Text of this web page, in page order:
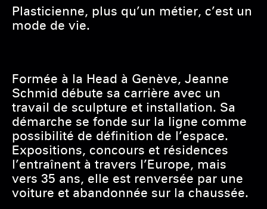
Plasticienne, plus qu’un métier, c’est un
mode de vie.
Formée à la Head à Genève, Jeanne
Schmid débute sa carrière avec un
travail de sculpture et installation. Sa
démarche se fonde sur la ligne comme
possibilité de définition de l’espace.
Expositions, concours et résidences
l’entraînent à travers l’Europe, mais
vers 35 ans, elle est renversée par une
voiture et abandonnée sur la chaussée.